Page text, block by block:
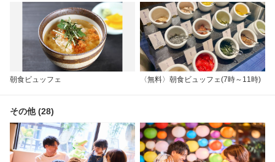
朝食ビュッフェ 〈無料〉朝食ビュッフェ(7時～11時)
その他 (28)